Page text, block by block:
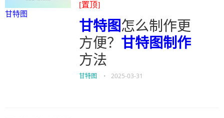
甘特图
[置顶]
甘特图怎么制作更
方便？ 甘特图制作
方法
甘特图 • 2025-03-31